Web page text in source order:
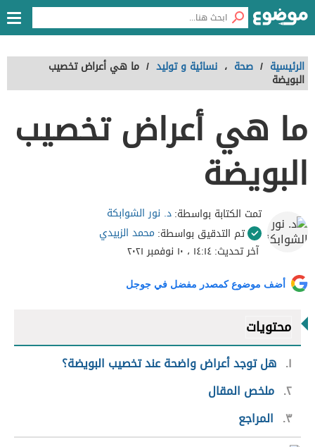
الرئيسية / صحة ، نسائية و توليد / ما هي أعراض تخصيب
البويضة
ما هي أعراض تخصيب
البويضة
تمت الكتابة بواسطة:د. نور الشوابكة
تم التدقيق بواسطة: محمد الزبيدي
آخر تحديث:١٤:١٤ ، ١٠ نوفمبر ٢٠٢١
أضف موضوع كمصدر مفضل في جوجل
محتويات
١ هل توجد أعراض واضحة عند تخصيب البويضة؟
٢ ملخص المقال
٣
المراجع